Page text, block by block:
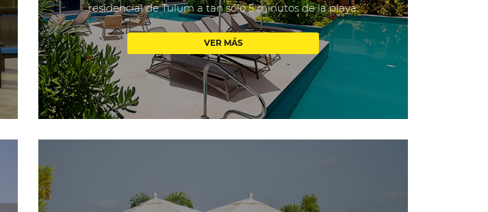
residencial de Tulum a tan sólo 5 minutos de la playa.
VER MÁS